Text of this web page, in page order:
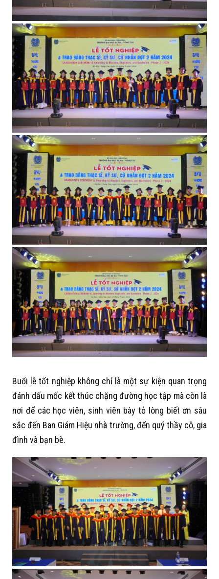
Buổi lễ tốt nghiệp không chỉ là một sự kiện quan trọng
đánh dấu mốc kết thúc chặng đường học tập mà còn là
nơi để các học viên, sinh viên bày tỏ lòng biết ơn sâu
sắc đến Ban Giám Hiệu nhà trường, đến quý thầy cô, gia
đình và bạn bè.